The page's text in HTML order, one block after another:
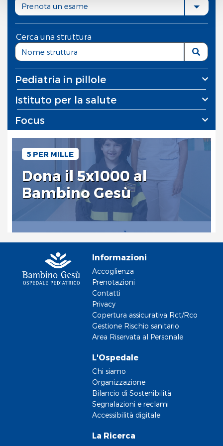
Rifiuta tutto ", invece, verranno utilizzati i soli cookie
tecnici.
Prenota un esame
Cerca una struttura
Pediatria in pillole
Istituto per la salute
Focus
5 PER MILLE
Dona il 5x1000 al
Bambino Gesù
Informazioni
Accoglienza
Prenotazioni
Contatti
Privacy
Copertura assicurativa Rct/Rco
Gestione Rischio sanitario
Area Riservata al Personale
L'Ospedale
Chi siamo
Organizzazione
Bilancio di Sostenibilità
Segnalazioni e reclami
Accessibilità digitale
La Ricerca